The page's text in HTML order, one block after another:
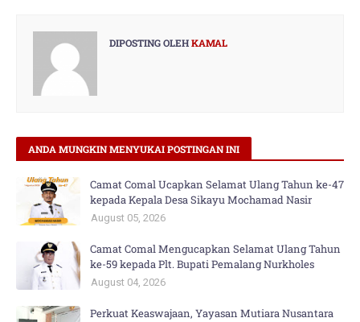
DIPOSTING OLEHKAMAL
ANDA MUNGKIN MENYUKAI POSTINGAN INI
Camat Comal Ucapkan Selamat Ulang Tahun ke-47
kepada Kepala Desa Sikayu Mochamad Nasir
August 05, 2026
Camat Comal Mengucapkan Selamat Ulang Tahun
ke-59 kepada Plt. Bupati Pemalang Nurkholes
August 04, 2026
Perkuat Keaswajaan, Yayasan Mutiara Nusantara